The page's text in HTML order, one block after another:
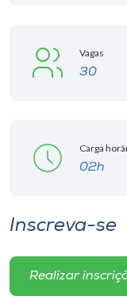
Vagas
30
Carga
02h
Inscreva-se
Realizar